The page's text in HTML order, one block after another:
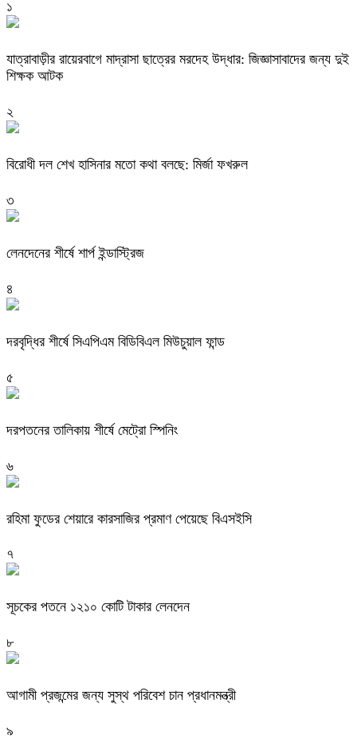
১
যাত্রাবাড়ীর রায়েরবাগে মাদ্রাসা ছাত্রের মরদেহ উদ্ধার: জিজ্ঞাসাবাদের জন্য দুই
শিক্ষক আটক
২
বিরোধী দল শেখ হাসিনার মতো কথা বলছে: মির্জা ফখরুল
৩
লেনদেনের শীর্ষে শার্প ইন্ডাস্ট্রিজ
৪
দরবৃদ্ধির শীর্ষে সিএপিএম বিডিবিএল মিউচুয়াল ফান্ড
৫
দরপতনের তালিকায় শীর্ষে মেট্রো স্পিনিং
৬
রহিমা ফুডের শেয়ারে কারসাজির প্রমাণ পেয়েছে বিএসইসি
৭
সূচকের পতনে ১২১০ কোটি টাকার লেনদেন
৮
আগামী প্রজন্মের জন্য সুস্থ পরিবেশ চান প্রধানমন্ত্রী
৯